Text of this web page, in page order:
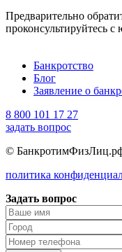
Предварительно
проконсультируйтесь с
Банкротство
Блог
Заявление о
8 800 101 17 27
задать вопрос
©
политика
Задать вопрос